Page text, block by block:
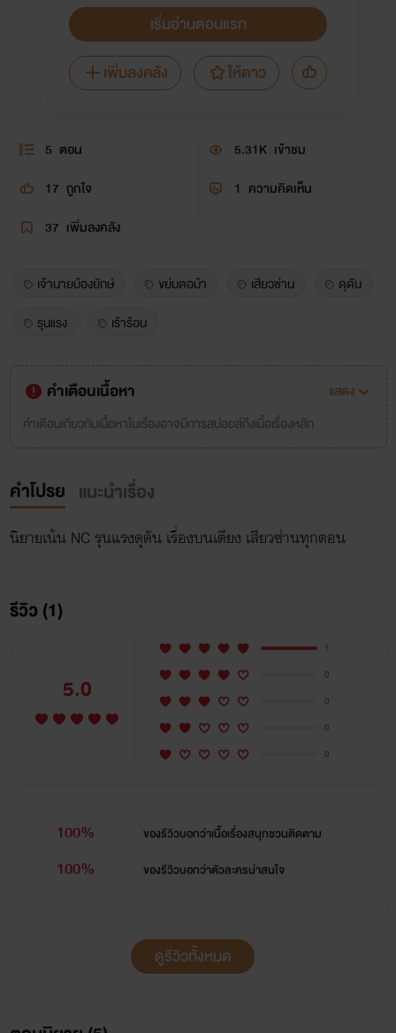
เริ่มอ่านตอนแรก
เพิ่มลงคลัง
ให้ดาว
5 ตอน 5.31K เข้าชม
17 ถูกใจ 1 ความคิดเห็น
37 เพิ่มลงคลัง
เจ้านายบ้องยักษ์ ขย่มตอม้า เสียวซ่าน
ดุดัน
รุนแรง
เร้าร้อน
คำเตือนเนื้อหา
แสดง
คำเตือนเกี่ยวกับเนื้อหาในเรื่องอาจมีการสปอยล์ถึงเนื้อเรื่องหลัก
คำโปรย แนะนำเรื่อง
นิยายเน้น NC รุนแรงดุดัน เรื่องบนเตียง เสียวซ่านทุกตอน
รีวิว (1)
5.0
1
0
0
0
0
100% ของรีวิวบอกว่าเนื้อเรื่องสนุกชวนติดตาม
100% ของรีวิวบอกว่าตัวละครน่าสนใจ
ดูรีวิวทั้งหมด